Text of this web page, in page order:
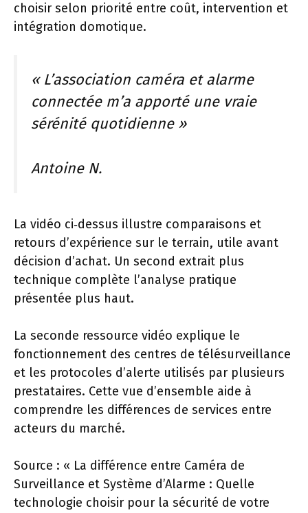
choisir selon priorité entre coût, intervention et
intégration domotique.
« L’association caméra et alarme
connectée m’a apporté une vraie
sérénité quotidienne »
Antoine N.
La vidéo ci‑dessus illustre comparaisons et
retours d’expérience sur le terrain, utile avant
décision d’achat. Un second extrait plus
technique complète l’analyse pratique
présentée plus haut.
La seconde ressource vidéo explique le
fonctionnement des centres de télésurveillance
et les protocoles d’alerte utilisés par plusieurs
prestataires. Cette vue d’ensemble aide à
comprendre les différences de services entre
acteurs du marché.
Source : « La différence entre Caméra de
Surveillance et Système d’Alarme : Quelle
technologie choisir pour la sécurité de votre